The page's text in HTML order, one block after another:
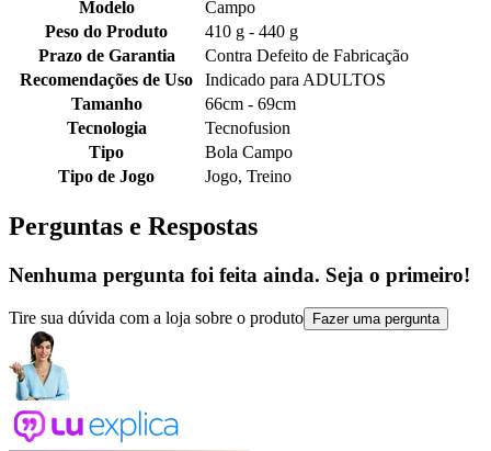
Modelo
Campo
Peso do Produto
410 g - 440 g
Prazo de Garantia
Contra Defeito de Fabricação
Recomendações de Uso
Indicado para ADULTOS
Tamanho
66cm - 69cm
Tecnologia
Tecnofusion
Tipo
Bola Campo
Tipo de Jogo
Jogo, Treino
Perguntas e Respostas
Nenhuma pergunta foi feita ainda. Seja o primeiro!
Tire sua dúvida com a loja sobre o produto Fazer uma pergunta